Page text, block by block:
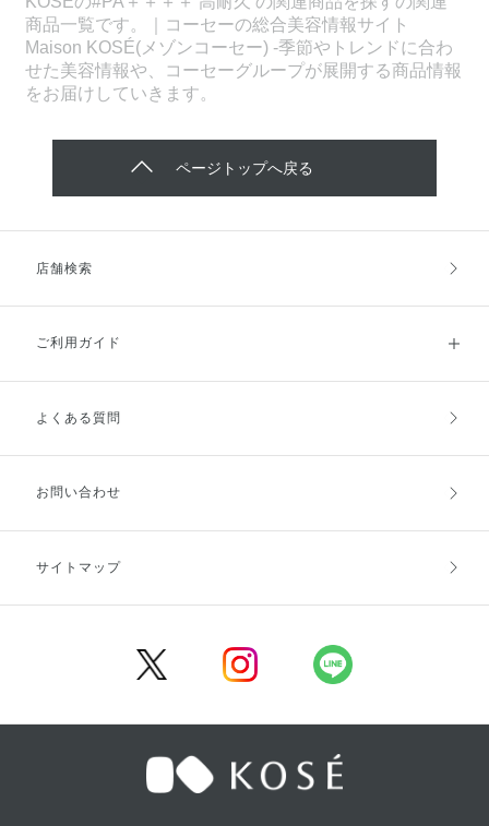
商品一覧です。｜コーセーの総合美容情報サイト
Maison KOSÉ(メゾンコーセー) -季節やトレンドに合わ
せた美容情報や、コーセーグループが展開する商品情報
をお届けしていきます。
ページトップへ戻る
店舗検索
ご利用ガイド
ご利用ガイドトップ
お支払方法
キャンセル・返品・交換
よくある質問
お問い合わせ
サイトマップ